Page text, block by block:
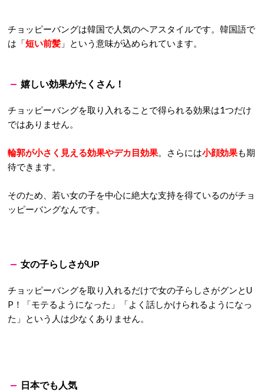
チョッピーバングは韓国で人気のヘアスタイルです。韓国語で
は「短い前髪 」という意味が込められています。
嬉しい効果がたくさん！
チョッピーバングを取り入れることで得られる効果は1つだけ
ではありません。
輪郭が小さく見える効果やデカ目効果。さらには小顔効果も期
待できます。
そのため、若い女の子を中心に絶大な支持を得ているのがチョ
ッピーバングなんです。
女の子らしさがUP
チョッピーバングを取り入れるだけで女の子らしさがグンとU
P！「モテるようになった」「よく話しかけられるようになっ
た」という人は少なくありません。
日本でも人気